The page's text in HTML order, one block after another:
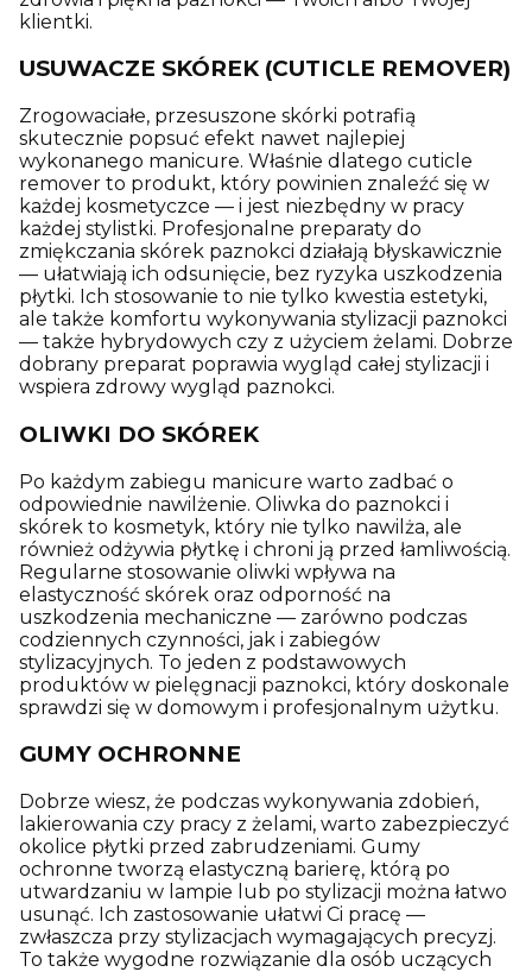
klientki.
USUWACZE SKÓREK (CUTICLE REMOVER)
Zrogowaciałe, przesuszone skórki potrafią
skutecznie popsuć efekt nawet najlepiej
wykonanego manicure. Właśnie dlatego cuticle
remover to produkt, który powinien znaleźć się w
każdej kosmetyczce — i jest niezbędny w pracy
każdej stylistki. Profesjonalne preparaty do
zmiękczania skórek paznokci działają błyskawicznie
— ułatwiają ich odsunięcie, bez ryzyka uszkodzenia
płytki. Ich stosowanie to nie tylko kwestia estetyki,
ale także komfortu wykonywania stylizacji paznokci
— także hybrydowych czy z użyciem żelami. Dobrze
dobrany preparat poprawia wygląd całej stylizacji i
wspiera zdrowy wygląd paznokci.
OLIWKI DO SKÓREK
Po każdym zabiegu manicure warto zadbać o
odpowiednie nawilżenie. Oliwka do paznokci i
skórek to kosmetyk, który nie tylko nawilża, ale
również odżywia płytkę i chroni ją przed łamliwością.
Regularne stosowanie oliwki wpływa na
elastyczność skórek oraz odporność na
uszkodzenia mechaniczne — zarówno podczas
codziennych czynności, jak i zabiegów
stylizacyjnych. To jeden z podstawowych
produktów w pielęgnacji paznokci, który doskonale
sprawdzi się w domowym i profesjonalnym użytku.
GUMY OCHRONNE
Dobrze wiesz, że podczas wykonywania zdobień,
lakierowania czy pracy z żelami, warto zabezpieczyć
okolice płytki przed zabrudzeniami. Gumy
ochronne tworzą elastyczną barierę, którą po
utwardzaniu w lampie lub po stylizacji można łatwo
usunąć. Ich zastosowanie ułatwi Ci pracę —
zwłaszcza przy stylizacjach wymagających precyzj.
To także wygodne rozwiązanie dla osób uczących